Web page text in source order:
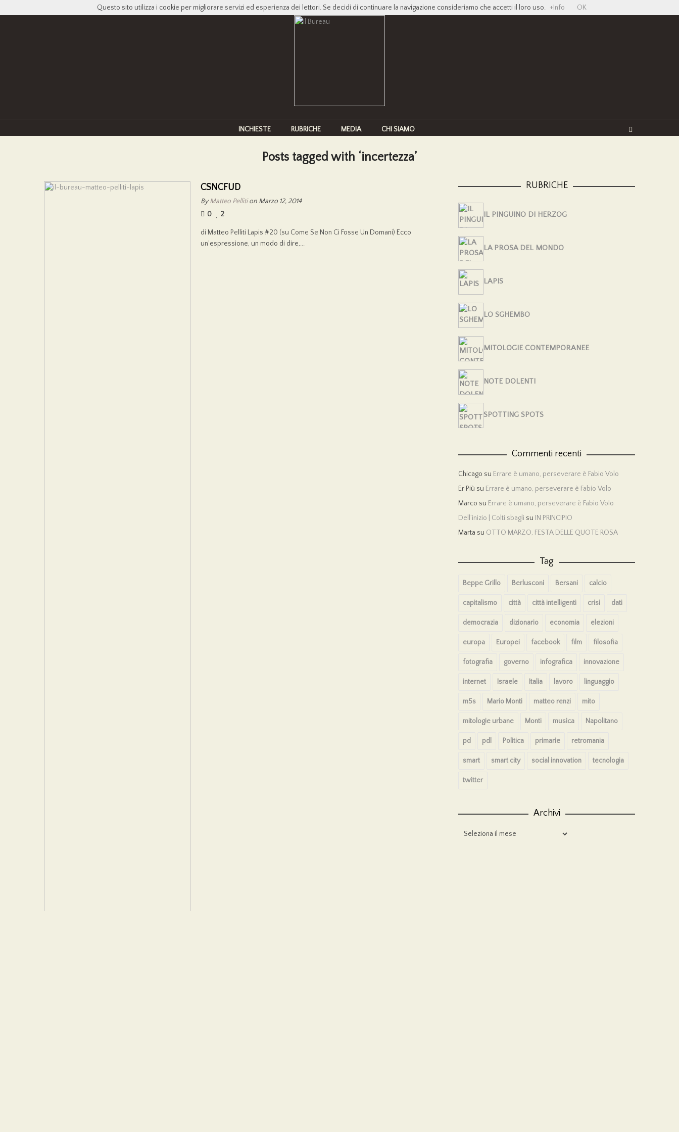
INCHIESTE RUBRICHE MEDIA CHI SIAMO
Posts tagged with ‘incertezza’
CSNCFUD
ByMatteo Pellition Marzo 12, 2014
0
2
di Matteo Pelliti Lapis #20 (su Come Se Non Ci Fosse Un Domani) Ecco
un’espressione, un modo di dire,...
RUBRICHE
IL PINGUINO DI HERZOG
LA PROSA DEL MONDO
LAPIS
LO SGHEMBO
MITOLOGIE CONTEMPORANEE
NOTE DOLENTI
SPOTTING SPOTS
Commenti recenti
Chicago su Errare è umano, perseverare è Fabio Volo
Er Più su Errare è umano, perseverare è Fabio Volo
Marco su Errare è umano, perseverare è Fabio Volo
Dell’inizio | Colti sbagli su IN PRINCIPIO
Marta su OTTO MARZO, FESTA DELLE QUOTE ROSA
Tag
Beppe Grillo Berlusconi Bersani calcio
capitalismo città città intelligenti crisi dati
democrazia dizionario economia elezioni
europa Europei facebook film filosofia
fotografia governo infografica innovazione
internet Israele Italia lavoro linguaggio
m5s Mario Monti matteo renzi mito
mitologie urbane Monti musica Napolitano
pd pdl Politica primarie retromania
smart smart city social innovation tecnologia
twitter
Archivi
Archivi
Questo sito utilizza i cookie per migliorare servizi ed esperienza dei lettori. Se decidi di continuare la navigazione consideriamo che accetti il loro uso. +Info OK